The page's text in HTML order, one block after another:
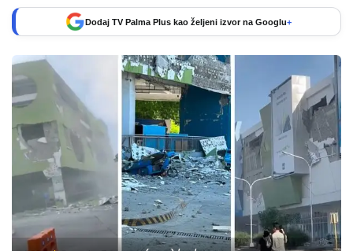
Dodaj TV Palma Plus kao željeni izvor na Googlu+